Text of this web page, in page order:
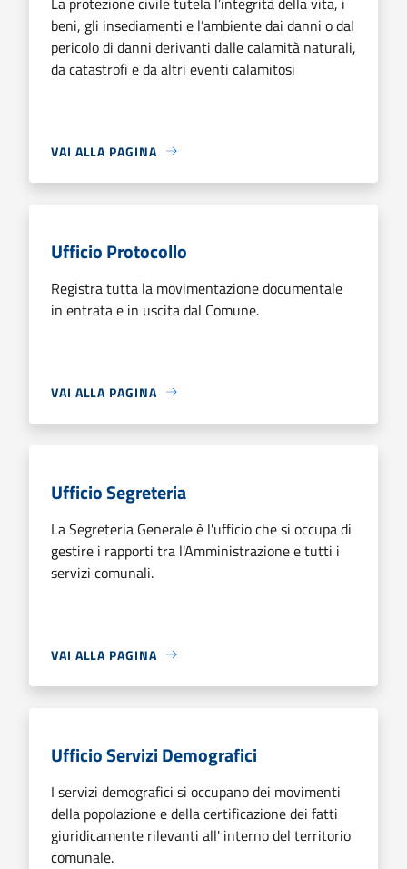
beni, gli insediamenti e l’ambiente dai danni o dal
pericolo di danni derivanti dalle calamità naturali,
da catastrofi e da altri eventi calamitosi
VAI ALLA PAGINA
Ufficio Protocollo
Registra tutta la movimentazione documentale
in entrata e in uscita dal Comune.
VAI ALLA PAGINA
Ufficio Segreteria
La Segreteria Generale è l'ufficio che si occupa di
gestire i rapporti tra l'Amministrazione e tutti i
servizi comunali.
VAI ALLA PAGINA
Ufficio Servizi Demografici
I servizi demografici si occupano dei movimenti
della popolazione e della certificazione dei fatti
giuridicamente rilevanti all' interno del territorio
comunale.